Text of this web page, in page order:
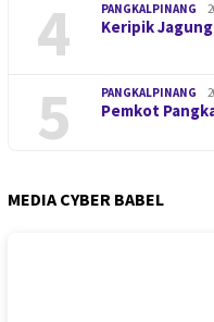
4 PANGKALPINANG
Keripik
5 PANGKALPINANG
Pemkot
MEDIA CYBER BABEL